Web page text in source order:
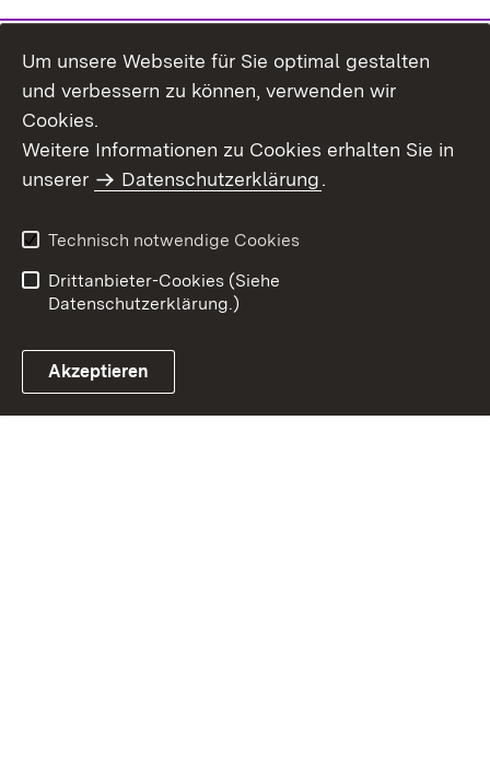
Benutzungshinweise
Erklärung zur
Um unsere Webseite für Sie optimal gestalten
und verbessern zu können, verwenden wir
Cookies.
Weitere Informationen zu Cookies erhalten Sie in
unserer
Datenschutzerklärung.
Technisch notwendige Cookies
Drittanbieter-Cookies (Siehe
Datenschutzerklärung.)
Akzeptieren